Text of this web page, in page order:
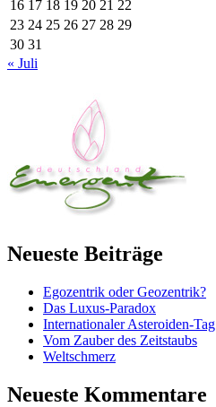
16 17 18 19 20 21 22
23 24 25 26 27 28 29
30 31
« Juli
Neueste Beiträge
Egozentrik oder Geozentrik?
Das Luxus-Paradox
Internationaler Asteroiden-Tag
Vom Zauber des Zeitstaubs
Weltschmerz
Neueste Kommentare